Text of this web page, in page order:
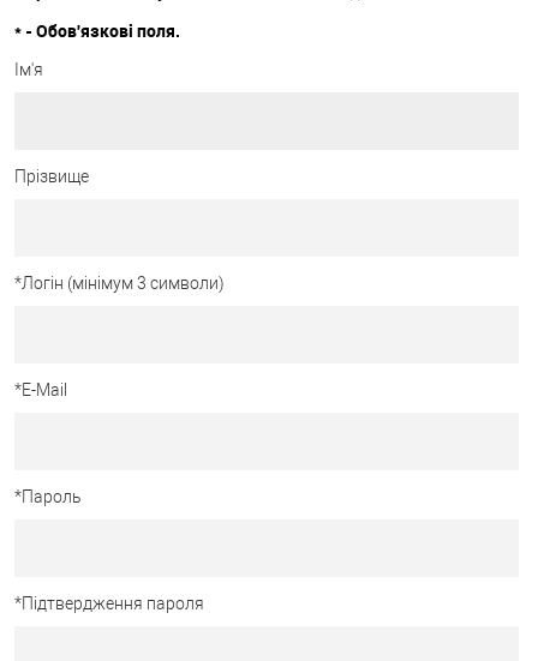
* - Обов'язкові поля.
Ім'я
Прізвище
*Логін (мінімум 3 символи)
*E-Mail
*Пароль
*Підтвердження пароля